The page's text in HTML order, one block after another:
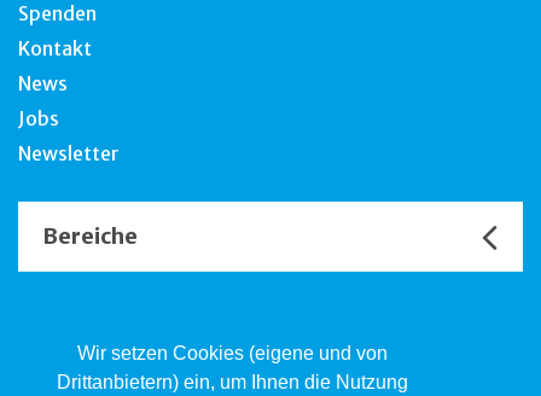
Wir setzen Cookies (eigene und von
Drittanbietern) ein, um Ihnen die Nutzung
Spenden
Kontakt
News
Jobs
Newsletter
Bereiche